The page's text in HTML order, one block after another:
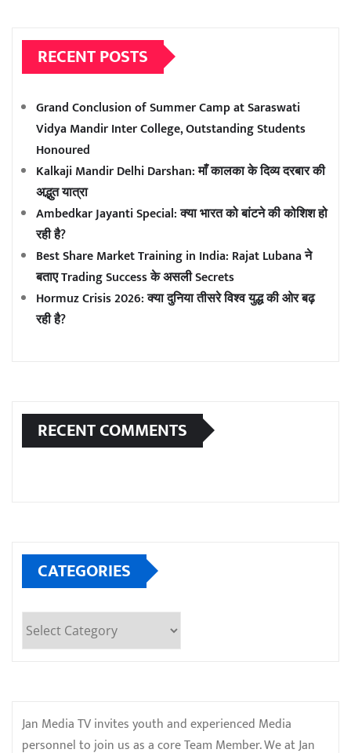
RECENT POSTS
Grand Conclusion of Summer Camp at Saraswati
Vidya Mandir Inter College, Outstanding Students
Honoured
Kalkaji Mandir Delhi Darshan: माँ कालका के दिव्य दरबार की
अद्भुत यात्रा
Ambedkar Jayanti Special: क्या भारत को बांटने की कोशिश हो
रही है?
Best Share Market Training in India: Rajat Lubana ने
बताए Trading Success के असली Secrets
Hormuz Crisis 2026: क्या दुनिया तीसरे विश्व युद्ध की ओर बढ़
रही है?
RECENT COMMENTS
CATEGORIES
Categories
Jan Media TV invites youth and experienced Media
personnel to join us as a core Team Member. We at Jan